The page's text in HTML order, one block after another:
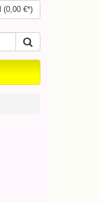
(0,00 €*)